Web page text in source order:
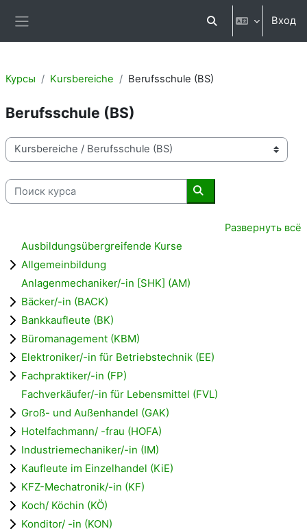
Изменить данные
Вход
Курсы Kursbereiche Berufsschule (BS)
Berufsschule (BS)
Категории курсов
Поиск курса
Поиск курса
Развернуть всё
Ausbildungsübergreifende Kurse
Allgemeinbildung
Anlagenmechaniker/-in [SHK] (AM)
Bäcker/-in (BACK)
Bankkaufleute (BK)
Büromanagement (KBM)
Elektroniker/-in für Betriebstechnik (EE)
Fachpraktiker/-in (FP)
Fachverkäufer/-in für Lebensmittel (FVL)
Groß- und Außenhandel (GAK)
Hotelfachmann/ -frau (HOFA)
Industriemechaniker/-in (IM)
Kaufleute im Einzelhandel (KiE)
KFZ-Mechatronik/-in (KF)
Koch/ Köchin (KÖ)
Konditor/ -in (KON)